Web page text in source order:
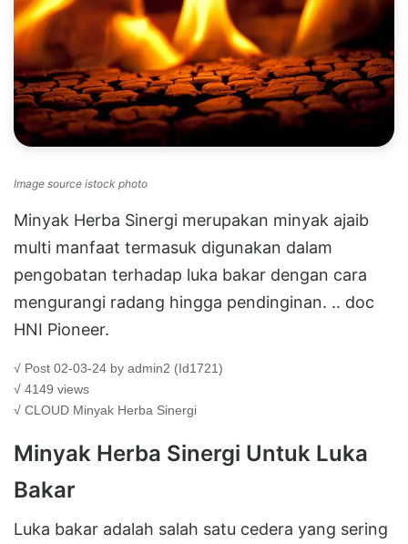
Image source istock photo
Minyak Herba Sinergi merupakan minyak ajaib
multi manfaat termasuk digunakan dalam
pengobatan terhadap luka bakar dengan cara
mengurangi radang hingga pendinginan. .. doc
HNI Pioneer.
√ Post 02-03-24 by admin2 (Id1721)
√ 4149 views
√ CLOUD Minyak Herba Sinergi
Minyak Herba Sinergi Untuk Luka
Bakar
Luka bakar adalah salah satu cedera yang sering